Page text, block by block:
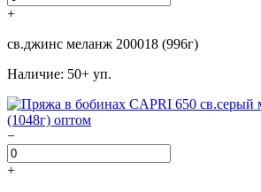
+
св.джинс меланж 200018 (996г)
Наличие: 50+ уп.
−
+